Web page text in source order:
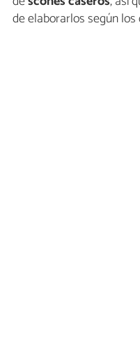
de elaborarlos según